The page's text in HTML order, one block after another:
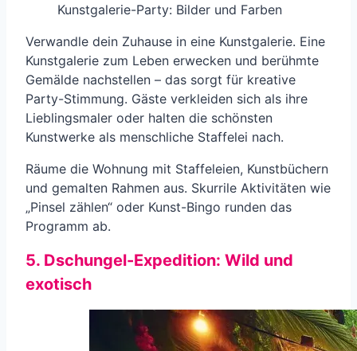
Kunstgalerie-Party: Bilder und Farben
Verwandle dein Zuhause in eine Kunstgalerie. Eine
Kunstgalerie zum Leben erwecken und berühmte
Gemälde nachstellen – das sorgt für kreative
Party-Stimmung. Gäste verkleiden sich als ihre
Lieblingsmaler oder halten die schönsten
Kunstwerke als menschliche Staffelei nach.
Räume die Wohnung mit Staffeleien, Kunstbüchern
und gemalten Rahmen aus. Skurrile Aktivitäten wie
„Pinsel zählen“ oder Kunst-Bingo runden das
Programm ab.
5. Dschungel-Expedition: Wild und
exotisch